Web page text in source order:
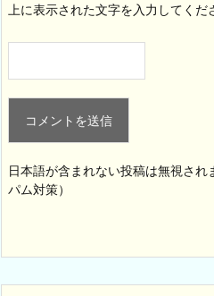
上に表示された文字を入力してくだ
日本語が含まれない投稿は無視さ
パム対策）